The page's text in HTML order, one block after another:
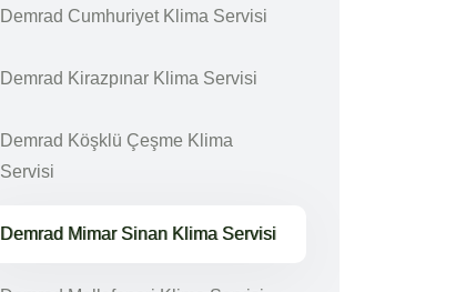
Demrad Cumhuriyet Klima Servisi
Demrad Kirazpınar Klima Servisi
Demrad Köşklü Çeşme Klima
Servisi
Demrad Mimar Sinan Klima Servisi